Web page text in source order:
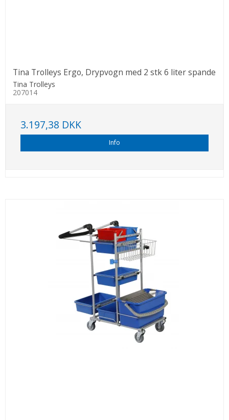
Tina Trolleys Ergo, Drypvogn med 2 stk 6 liter spande
Tina Trolleys
207014
3.197,38 DKK
Info